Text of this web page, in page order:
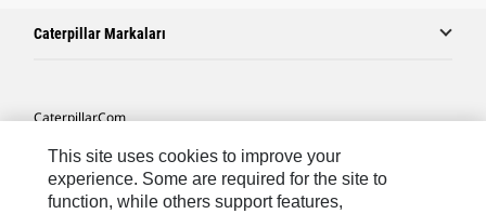
Caterpillar Markaları
Caterpillar.com
Caterpillar Müşteri Hizmetleri Ve Iletişim
Site Haritası
This site uses cookies to improve your
experience. Some are required for the site to
function, while others support features,